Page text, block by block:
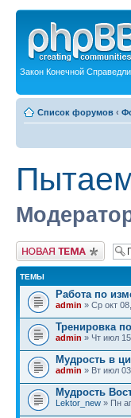
Закон Конечной
Список форумов ‹
Новая тема
ТЕМЫ
Работа по
admin » Ср окт
Тренировка
admin » Чт июл
Мудрость в
admin » Вт июл
Мудрость
Lektor_new » Пн